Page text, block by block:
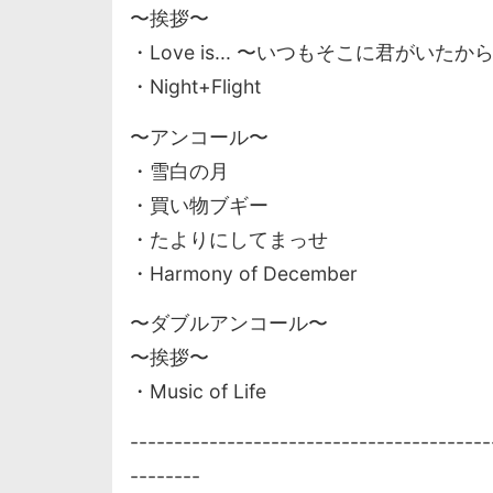
〜挨拶〜
・Love is... 〜いつもそこに君がいたか
・Night+Flight
〜アンコール〜
・雪白の月
・買い物ブギー
・たよりにしてまっせ
・Harmony of December
〜ダブルアンコール〜
〜挨拶〜
・Music of Life
--------